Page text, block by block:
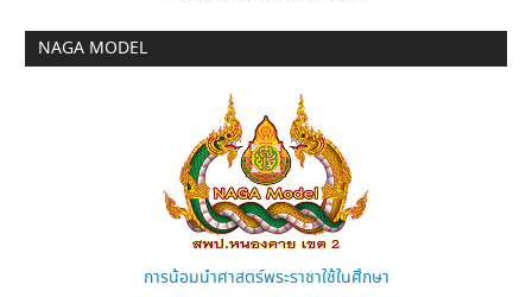
NAGA MODEL
การน้อมนำศาสตร์พระราชาใช้ในศึกษา